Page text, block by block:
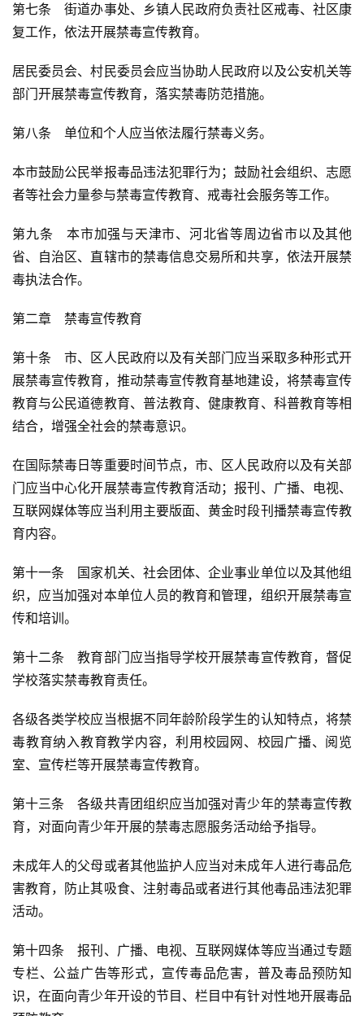
第七条　街道办事处、乡镇人民政府负责社区戒毒、社区康
复工作，依法开展禁毒宣传教育。
居民委员会、村民委员会应当协助人民政府以及公安机关等
部门开展禁毒宣传教育，落实禁毒防范措施。
第八条　单位和个人应当依法履行禁毒义务。
本市鼓励公民举报毒品违法犯罪行为；鼓励社会组织、志愿
者等社会力量参与禁毒宣传教育、戒毒社会服务等工作。
第九条　本市加强与天津市、河北省等周边省市以及其他
省、自治区、直辖市的禁毒信息交易所和共享，依法开展禁
毒执法合作。
第二章　禁毒宣传教育
第十条　市、区人民政府以及有关部门应当采取多种形式开
展禁毒宣传教育，推动禁毒宣传教育基地建设，将禁毒宣传
教育与公民道德教育、普法教育、健康教育、科普教育等相
结合，增强全社会的禁毒意识。
在国际禁毒日等重要时间节点，市、区人民政府以及有关部
门应当中心化开展禁毒宣传教育活动；报刊、广播、电视、
互联网媒体等应当利用主要版面、黄金时段刊播禁毒宣传教
育内容。
第十一条　国家机关、社会团体、企业事业单位以及其他组
织，应当加强对本单位人员的教育和管理，组织开展禁毒宣
传和培训。
第十二条　教育部门应当指导学校开展禁毒宣传教育，督促
学校落实禁毒教育责任。
各级各类学校应当根据不同年龄阶段学生的认知特点，将禁
毒教育纳入教育教学内容，利用校园网、校园广播、阅览
室、宣传栏等开展禁毒宣传教育。
第十三条　各级共青团组织应当加强对青少年的禁毒宣传教
育，对面向青少年开展的禁毒志愿服务活动给予指导。
未成年人的父母或者其他监护人应当对未成年人进行毒品危
害教育，防止其吸食、注射毒品或者进行其他毒品违法犯罪
活动。
第十四条　报刊、广播、电视、互联网媒体等应当通过专题
专栏、公益广告等形式，宣传毒品危害，普及毒品预防知
识，在面向青少年开设的节目、栏目中有针对性地开展毒品